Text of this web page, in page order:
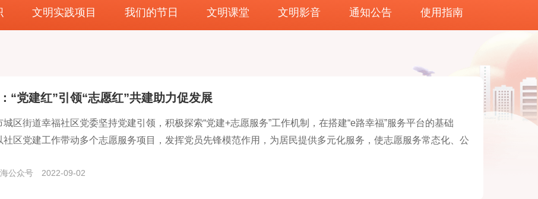
文明实践项目 我们的节日 文明课堂 文明影音 通知公告 使用指南
“党建红”引领“志愿红”共建助力促发展
城区街道幸福社区党委坚持党建引领，积极探索“党建+志愿服务”工作机制，在搭建“e路幸福”服务平台的基础
社区党建工作带动多个志愿服务项目，发挥党员先锋模范作用，为居民提供多元化服务，使志愿服务常态化、公
公众号 2022-09-02